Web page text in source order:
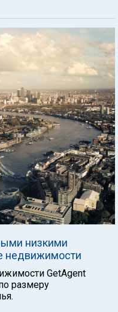
низкими
недвижимости
GetAgent
размеру